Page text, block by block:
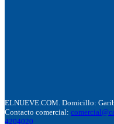
ELNUEVE.COM. Domicillo:
Contacto comercial:
4204020